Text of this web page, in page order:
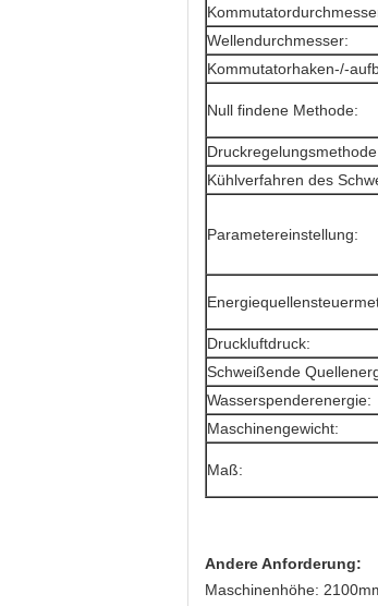
Wellendurchmesser:
Kommutatorhaken-/-
Null findene Methode:
Kühlverfahren des
Parametereinstellung:
Druckluftdruck:
Schweißende
Wasserspenderenergie:
Maschinengewicht:
Maß:
Andere Anforderung:
Maschinenhöhe: